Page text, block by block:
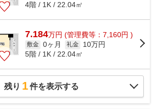
4階 / 1K / 22.04㎡
7.184万円 (管理費等：7,160円 )
敷金 0ヶ月 礼金
10万円
5階 / 1K / 22.04㎡
残り 1件を表示する